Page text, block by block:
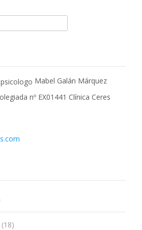
Mabel Galán Márquez
nº EX01441 Clínica Ceres
(18)